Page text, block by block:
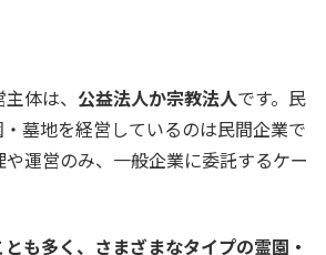
体は、 公益法人か宗教法人です。民
墓地を経営しているのは民間企業で
運営のみ、一般企業に委託するケー
も多く、さまざまなタイプの霊園・